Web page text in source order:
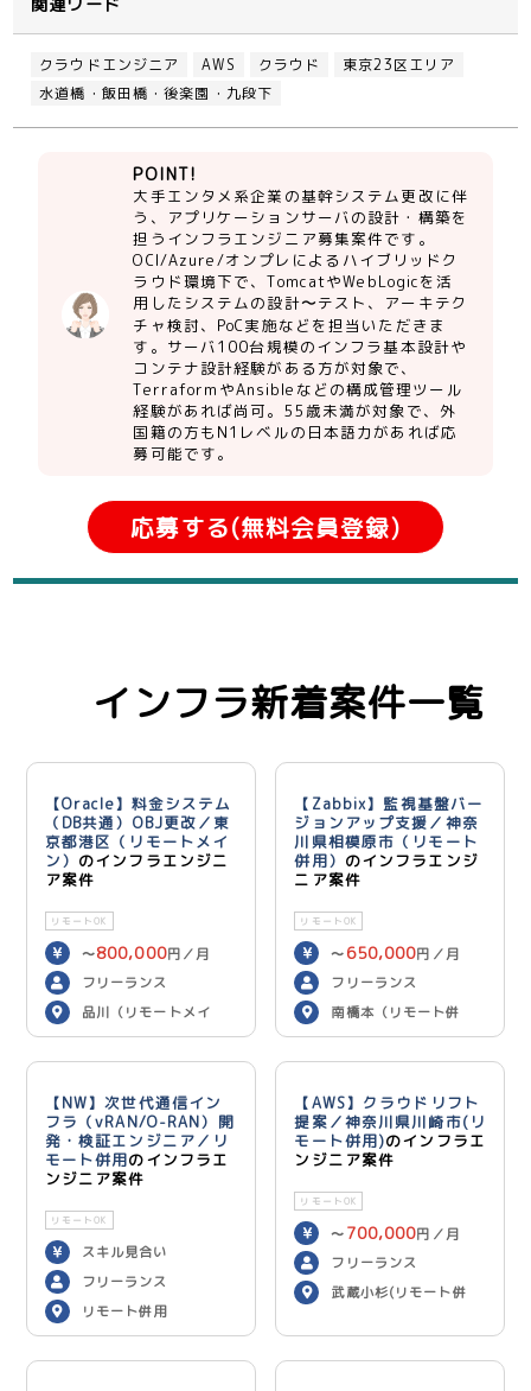
関連ワード
クラウドエンジニア AWS クラウド
東京23区エリア
水道橋・飯田橋・後楽園・九段下
POINT!
大手エンタメ系企業の基幹システム更改に伴
う、アプリケーションサーバの設計・構築を
担うインフラエンジニア募集案件です。
OCI/Azure/オンプレによるハイブリッドク
ラウド環境下で、TomcatやWebLogicを活
用したシステムの設計〜テスト、アーキテク
チャ検討、PoC実施などを担当いただきま
す。サーバ100台規模のインフラ基本設計や
コンテナ設計経験がある方が対象で、
TerraformやAnsibleなどの構成管理ツール
経験があれば尚可。55歳未満が対象で、外
国籍の方もN1レベルの日本語力があれば応
募可能です。
応募する(無料会員登録)
インフラ新着案件一覧
【Oracle】料金システム
（DB共通）OBJ更改／東
京都港区（リモートメイ
ン） のインフラエンジニ
ア案件
リモートOK
〜800,000円／月
フリーランス
品川（リモートメイ
ン）
【Zabbix】監視基盤バー
ジョンアップ支援／神奈
川県相模原市（リモート
併用） のインフラエンジ
ニア案件
リモートOK
〜 650,000円／月
フリーランス
南橋本（リモート併
用）
【NW】次世代通信イン
フラ（vRAN/O-RAN）開
発・検証エンジニア／リ
モート併用のインフラエ
ンジニア案件
リモートOK
スキル見合い
フリーランス
リモート併用
【AWS】クラウドリフト
提案／神奈川県川崎市(リ
モート併用)のインフラエ
ンジニア案件
リモートOK
〜 700,000円／月
フリーランス
武蔵小杉(リモート併